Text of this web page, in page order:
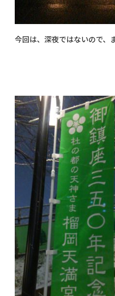
今回は、深夜ではないので、